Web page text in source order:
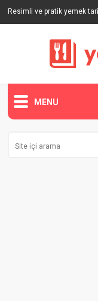
Resimli ve pratik yemek
MENU